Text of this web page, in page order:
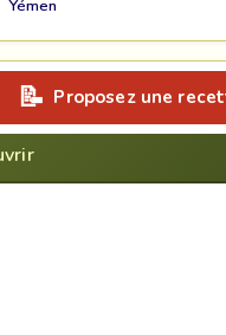
Yémen
Proposez une